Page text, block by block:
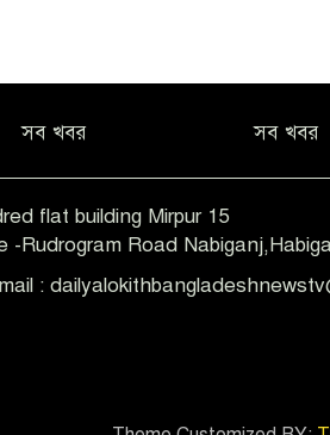
সব খবর সব খবর
flat building Mirpur 15
-Rudrogram Road
: